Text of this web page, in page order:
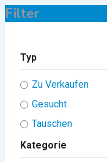
Filter
Typ
Zu Verkaufen
Gesucht
Tauschen
Kategorie